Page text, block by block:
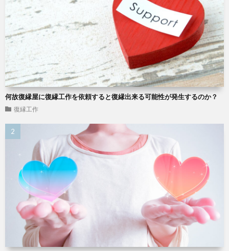
何故復縁屋に復縁工作を依頼すると復縁出来る可能性が発生するのか？
復縁工作